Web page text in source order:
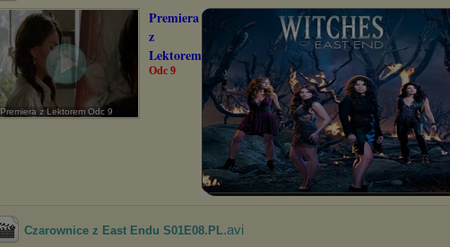
Premiera z Lektorem Odc 9
Premiera
z
Lektorem
Odc 9
Czarownice z East Endu S01E08.PL.avi